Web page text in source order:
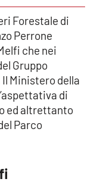
Forestale di
Perrone
che nei
Gruppo
Ministero della
di
ed altrettanto
Parco